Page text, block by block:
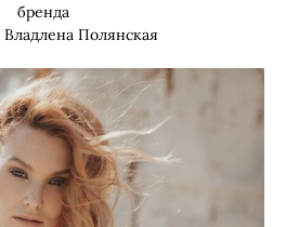
бренда
Владлена Полянская